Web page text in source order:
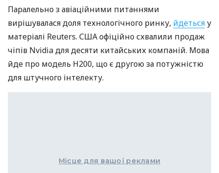
Паралельно з авіаційними питаннями
вирішувалася доля технологічного ринку, йдеться у
матеріалі Reuters. США офіційно схвалили продаж
чіпів Nvidia для десяти китайських компаній. Мова
йде про модель H200, що є другою за потужністю
для штучного інтелекту.
Місце для вашої реклами